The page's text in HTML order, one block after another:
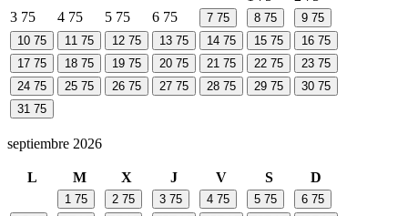
3 75 4 75 5 75 6 75 7 75 8 75 9 75
10 75 11 75 12 75 13 75 14 75 15 75 16 75
17 75 18 75 19 75 20 75 21 75 22 75 23 75
24 75 25 75 26 75 27 75 28 75 29 75 30 75
31 75
septiembre 2026
L M X J V S D
1 75 2 75 3 75 4 75 5 75 6 75